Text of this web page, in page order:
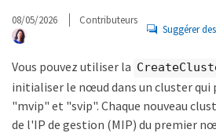
08/05/2026 Contributeurs
Suggérer
Vous pouvez utiliser la
initialiser le nœud dans un cluster qui
"mvip" et "svip". Chaque nouveau
de l'IP de gestion (MIP) du premier